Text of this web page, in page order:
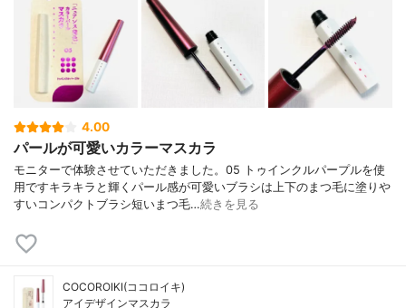
4.00
パールが可愛いカラーマスカラ
モニターで体験させていただきました。05 トゥインクルパープルを使
用ですキラキラと輝くパール感が可愛いブラシは上下のまつ毛に塗りや
すいコンパクトブラシ短いまつ毛…続きを見る
COCOROIKI(ココロイキ)
アイデザインマスカラ